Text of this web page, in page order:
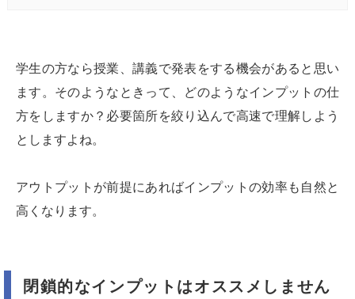
学生の方なら授業、講義で発表をする機会があると思い
ます。そのようなときって、どのようなインプットの仕
方をしますか？必要箇所を絞り込んで高速で理解しよう
としますよね。
アウトプットが前提にあればインプットの効率も自然と
高くなります。
閉鎖的なインプットはオススメしません